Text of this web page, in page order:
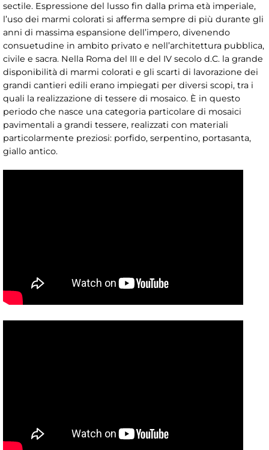
sectile. Espressione del lusso fin dalla prima età imperiale,
l’uso dei marmi colorati si afferma sempre di più durante gli
anni di massima espansione dell’impero, divenendo
consuetudine in ambito privato e nell’architettura pubblica,
civile e sacra. Nella Roma del III e del IV secolo d.C. la grande
disponibilità di marmi colorati e gli scarti di lavorazione dei
grandi cantieri edili erano impiegati per diversi scopi, tra i
quali la realizzazione di tessere di mosaico. È in questo
periodo che nasce una categoria particolare di mosaici
pavimentali a grandi tessere, realizzati con materiali
particolarmente preziosi: porfido, serpentino, portasanta,
giallo antico.